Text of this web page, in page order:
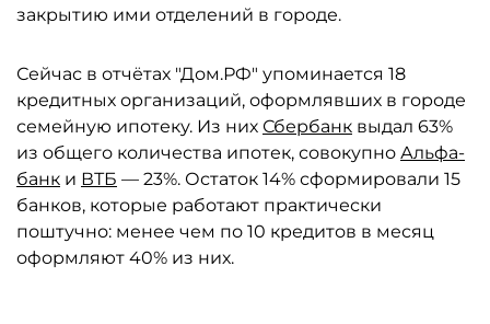
закрытию ими отделений в городе.
Сейчас в отчётах "Дом.РФ" упоминается 18
кредитных организаций, оформлявших в городе
семейную ипотеку. Из них Сбербанк выдал 63%
из общего количества ипотек, совокупно Альфа-
банк и ВТБ — 23%. Остаток 14% сформировали 15
банков, которые работают практически
поштучно: менее чем по 10 кредитов в месяц
оформляют 40% из них.